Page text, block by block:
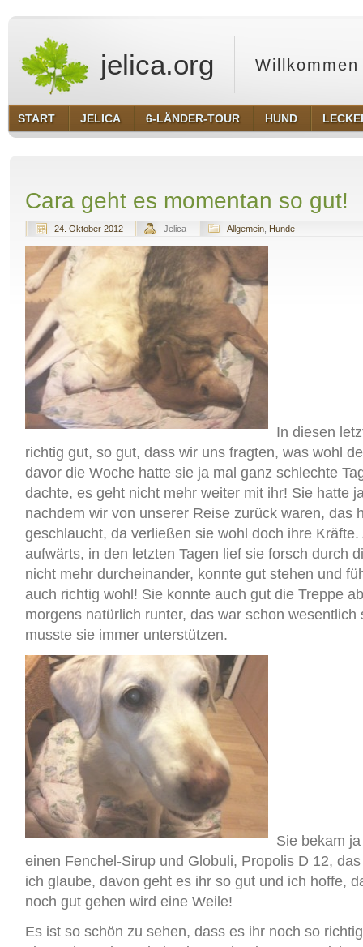
jelica.org
START JELICA 6-LÄNDER-TOUR HUND
Cara geht es momentan so gut!
24. Oktober 2012 Jelica Allgemein Hunde
In diesen
richtig gut, so gut, dass wir uns fragten, was wohl
davor die Woche hatte sie ja mal ganz schlechte
dachte, es geht nicht mehr weiter mit ihr! Sie hatte
nachdem wir von unserer Reise zurück waren, das
geschlaucht, da verließen sie wohl doch ihre
aufwärts, in den letzten Tagen lief sie forsch durch
nicht mehr durcheinander, konnte gut stehen und
auch richtig wohl! Sie konnte auch gut die Treppe
morgens natürlich runter, das war schon wesentlich
musste sie immer unterstützen.
Sie bekam
einen Fenchel-Sirup und Globuli, Propolis D 12,
ich glaube, davon geht es ihr so gut und ich hoffe,
noch gut gehen wird eine Weile!
Es ist so schön zu sehen, dass es ihr noch so